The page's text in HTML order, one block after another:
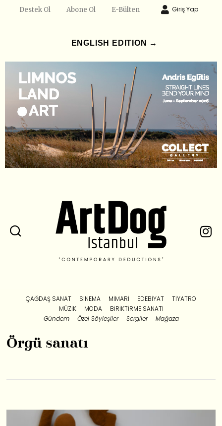
Destek Ol Abone Ol E-Bülten Giriş Yap
ENGLISH EDITION →
ÇAĞDAŞ SANAT SINEMA MIMARI EDEBIYAT
TIYATRO
MÜZIK
MODA
BIRIKTIRME SANATI
Gündem
Özel Söyleşiler Sergiler Mağaza
Örgü sanatı